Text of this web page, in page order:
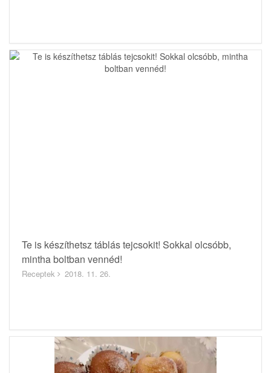
Te is készíthetsz táblás tejcsokit! Sokkal olcsóbb,
mintha boltban vennéd!
Receptek 2018. 11. 26.